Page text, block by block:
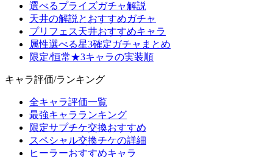
選べるプライズガチャ解説
天井の解説とおすすめガチャ
プリフェス天井おすすめキャラ
属性選べる星3確定ガチャまとめ
限定/恒常★3キャラの実装順
キャラ評価/ランキング
全キャラ評価一覧
最強キャラランキング
限定サプチケ交換おすすめ
スペシャル交換チケの詳細
ヒーラーおすすめキャラ